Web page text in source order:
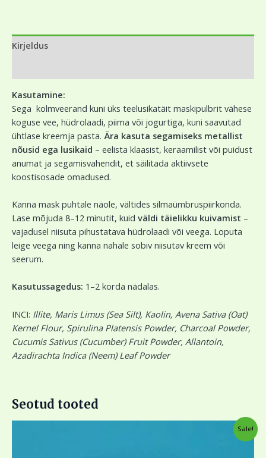
Kirjeldus
Kasutamine:
Sega kolmveerand kuni üks teelusikatäit maskipulbrit vähese
koguse vee, hüdrolaadi, piima või jogurtiga, kuni saavutad
ühtlase kreemja pasta. Ära kasuta segamiseks metallist
nõusid ega lusikaid – eelista klaasist, keraamilist või puidust
anumat ja segamisvahendit, et säilitada aktiivsete
koostisosade omadused.
Kanna mask puhtale näole, vältides silmaümbruspiirkonda.
Lase mõjuda 8–12 minutit, kuid väldi täielikku kuivamist –
vajadusel niisuta pihustatava hüdrolaadi või veega. Loputa
leige veega ning kanna nahale sobiv niisutav kreem või
seerum.
Kasutussagedus: 1–2 korda nädalas.
INCI: Illite, Maris Limus (Sea Silt), Kaolin, Avena Sativa (Oat)
Kernel Flour, Spirulina Platensis Powder, Charcoal Powder,
Cucumis Sativus (Cucumber) Fruit Powder, Allantoin,
Azadirachta Indica (Neem) Leaf Powder
Seotud tooted
Sale!